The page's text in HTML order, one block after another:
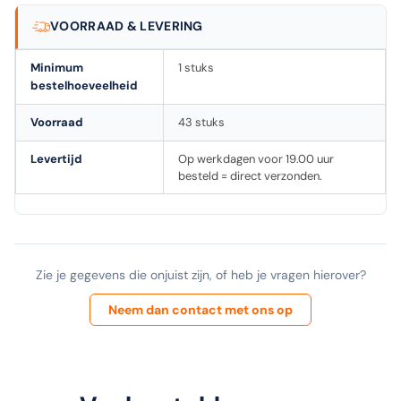
VOORRAAD & LEVERING
Minimum
bestelhoeveelheid
1 stuks
Voorraad 43 stuks
Levertijd
Op werkdagen voor 19.00 uur
besteld = direct verzonden.
Zie je gegevens die onjuist zijn, of heb je vragen hierover?
Neem dan contact met ons op